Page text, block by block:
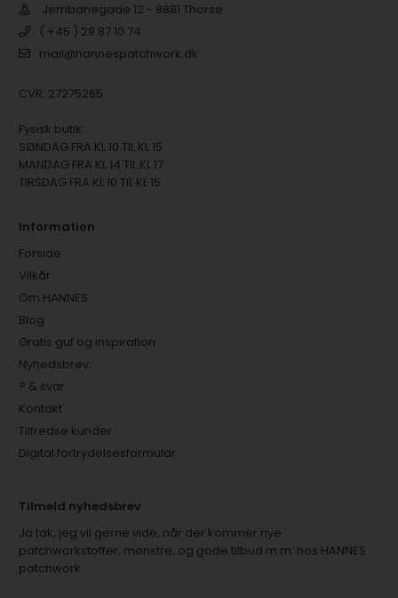
Jernbanegade 12 - 8881 Thorsø
( +45 ) 29 87 10 74
mail@hannespatchwork.dk
CVR: 27275265
Fysisk butik:
SØNDAG FRA KL 10 TIL KL 15
MANDAG FRA KL 14 TIL KL 17
TIRSDAG FRA KL 10 TIL KL 15
Information
Forside
Vilkår
Om HANNES
Blog
Gratis guf og inspiration
Nyhedsbrev
? & svar
Kontakt
Tilfredse kunder
Digital fortrydelsesformular
Tilmeld nyhedsbrev
Ja tak, jeg vil gerne vide, når der kommer nye
patchworkstoffer, mønstre, og gode tilbud m.m. hos HANNES
patchwork.